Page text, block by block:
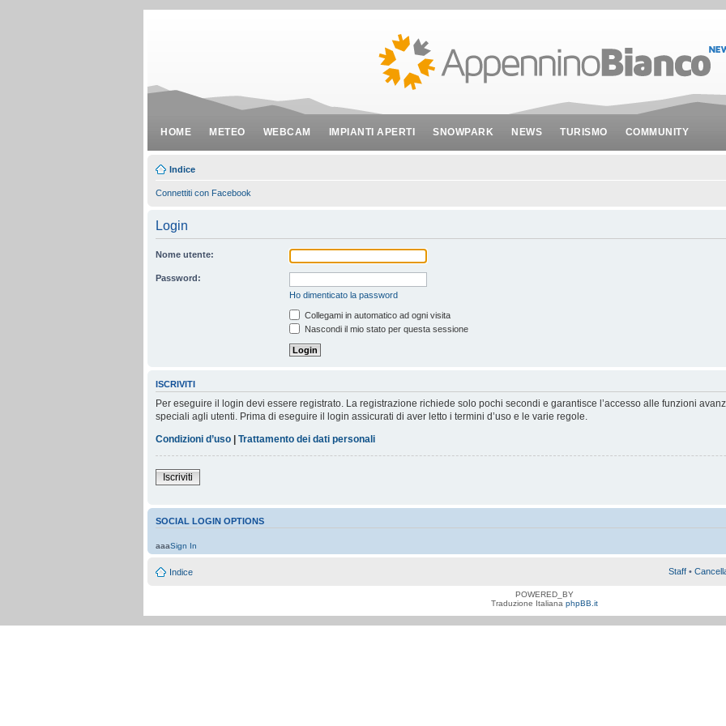
HOME METEO WEBCAM IMPIANTI APERTI SNOWPARK NEWS TURISMO COMMUNITY
Indice
Connettiti con Facebook
Login
Nome utente:
Password:
Ho dimenticato la password
Collegami in automatico ad ogni visita
Nascondi il mio stato per questa sessione
ISCRIVITI
Per eseguire il login devi essere registrato. La registrazione richiede solo pochi secondi e garantisce l’accesso alle funzioni
speciali agli utenti. Prima di eseguire il login assicurati di aver letto i termini d’uso e le varie regole.
Condizioni d’uso | Trattamento dei dati personali
Iscriviti
SOCIAL LOGIN OPTIONS
aaaSign In
Indice Staff •
POWERED_BY
Traduzione Italiana phpBB.it